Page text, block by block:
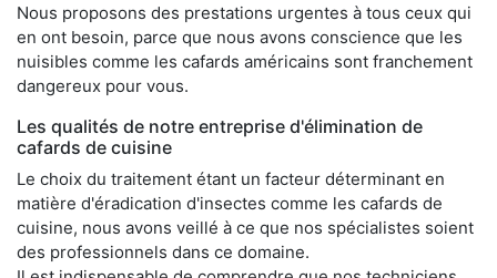
Nous proposons des prestations urgentes à tous ceux qui
en ont besoin, parce que nous avons conscience que les
nuisibles comme les cafards américains sont franchement
dangereux pour vous.
Les qualités de notre entreprise d'élimination de
cafards de cuisine
Le choix du traitement étant un facteur déterminant en
matière d'éradication d'insectes comme les cafards de
cuisine, nous avons veillé à ce que nos spécialistes soient
des professionnels dans ce domaine.